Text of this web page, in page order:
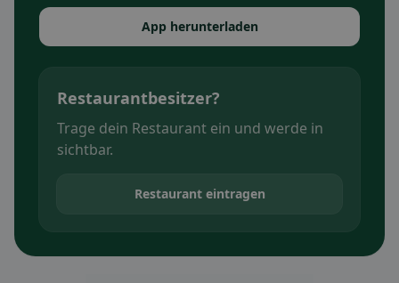
App herunterladen
Restaurantbesitzer?
Trage dein Restaurant ein und werde in
sichtbar.
Restaurant eintragen